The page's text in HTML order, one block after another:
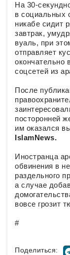
На 30-
в социальных
никабе сидит
завтрак,
вуаль, при
отправляет
окончательно
соцсетей из
После
посторонней
им оказался
IslamNews.
Иностранца
обвинения в
раздельного
а случае
вовсе грозит
#
Поделиться: